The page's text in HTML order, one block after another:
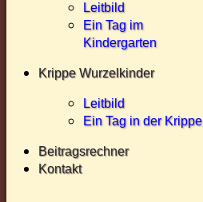
Leitbild
Ein Tag im
Kindergarten
Krippe Wurzelkinder
Leitbild
Ein Tag in der Krippe
Beitragsrechner
Kontakt